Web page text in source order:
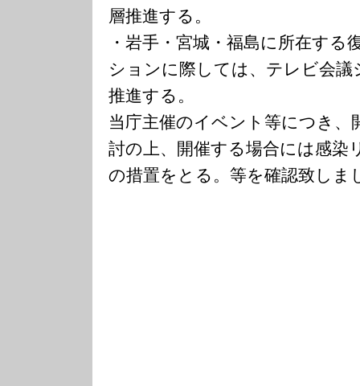
層推進する。
・岩手・宮城・福島に所在する
ションに際しては、テレビ会
推進する。
当庁主催のイベント等につき、
討の上、開催する場合には感染
の措置をとる。等を確認致しま